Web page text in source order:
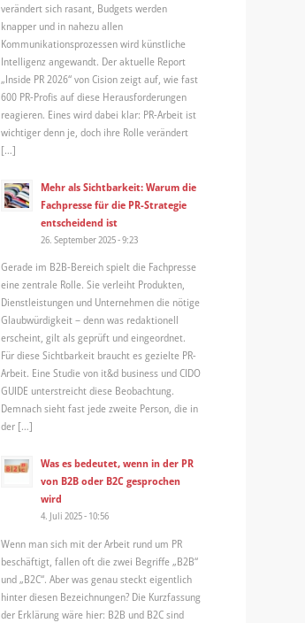
verändert sich rasant, Budgets werden
knapper und in nahezu allen
Kommunikationsprozessen wird künstliche
Intelligenz angewandt. Der aktuelle Report
„Inside PR 2026“ von Cision zeigt auf, wie fast
600 PR-Profis auf diese Herausforderungen
reagieren. Eines wird dabei klar: PR-Arbeit ist
wichtiger denn je, doch ihre Rolle verändert
[…]
Mehr als Sichtbarkeit: Warum die
Fachpresse für die PR-Strategie
entscheidend ist
26. September 2025 - 9:23
Gerade im B2B-Bereich spielt die Fachpresse
eine zentrale Rolle. Sie verleiht Produkten,
Dienstleistungen und Unternehmen die nötige
Glaubwürdigkeit – denn was redaktionell
erscheint, gilt als geprüft und eingeordnet.
Für diese Sichtbarkeit braucht es gezielte PR-
Arbeit. Eine Studie von it&d business und CIDO
GUIDE unterstreicht diese Beobachtung.
Demnach sieht fast jede zweite Person, die in
der […]
Was es bedeutet, wenn in der PR
von B2B oder B2C gesprochen
wird
4. Juli 2025 - 10:56
Wenn man sich mit der Arbeit rund um PR
beschäftigt, fallen oft die zwei Begriffe „B2B“
und „B2C“. Aber was genau steckt eigentlich
hinter diesen Bezeichnungen? Die Kurzfassung
der Erklärung wäre hier: B2B und B2C sind